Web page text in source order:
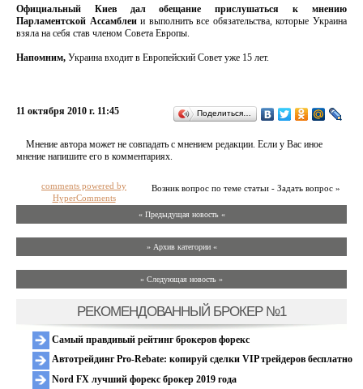
Официальный Киев дал обещание прислушаться к мнению
Парламентской Ассамблеии выполнить все обязательства, которые Украина
взяла на себя став членом Совета Европы.
Напомним, Украина входит в Европейский Совет уже 15 лет.
11 октября 2010 г. 11:45 Поделиться…
Мнение автора может не совпадать с мнением редакции. Если у Вас иное
мнение напишите его в комментариях.
Возник вопрос по теме статьи - Задать вопрос »
comments powered by
HyperComments
« Предыдущая новость «
» Архив категории «
» Следующая новость »
РЕКОМЕНДОВАННЫЙ БРОКЕР №1
Самый правдивый рейтинг брокеров форекс
Автотрейдинг Pro-Rebate: копируй сделки VIP трейдеров бесплатно
Nord FX лучший форекс брокер 2019 года